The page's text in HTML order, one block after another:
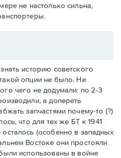
не настолько сильна,
историю советского
опции не было. Не
чего не додумали: по 2-3
а допереть
запчастями почему-то (?)
что для тех же БТ к 1941
(особенно в западных
Востоке они простояли
использованы в войне